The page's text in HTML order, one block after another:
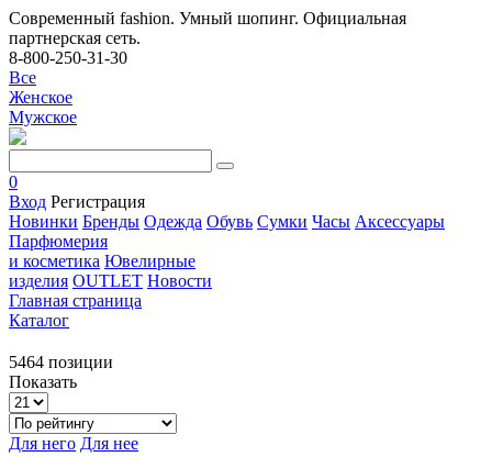
Современный fashion. Умный шопинг. Официальная
партнерская сеть.
8-800-250-31-30
Все
Женское
Мужское
0
Вход Регистрация
Новинки Бренды Одежда Обувь Сумки Часы Аксессуары
Парфюмерия
и косметика Ювелирные
изделия OUTLET Новости
Главная страница
Каталог
5464 позиции
Показать
Для него Для нее